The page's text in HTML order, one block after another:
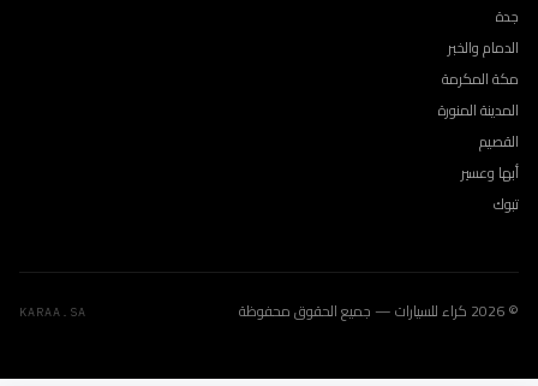
جدة
الدمام والخبر
مكة المكرمة
المدينة المنورة
القصيم
أبها وعسير
تبوك
© 2026 كراء للسيارات — جميع الحقوق محفوظة KARAA.SA